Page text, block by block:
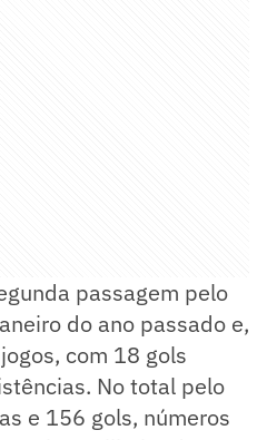
passagem pelo
do ano passado e,
com 18 gols
No total pelo
e 156 gols, números